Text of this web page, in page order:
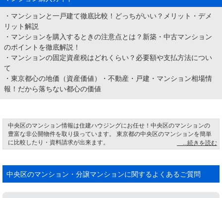
・ マンションと一戸建て徹底比較！どっちがいい？メリット・デメ
リット解説
・ マンションを購入するときの注意点とは？新築・中古マンション
のポイントを徹底解説！
・ マンションの固定資産税はどれくらい？必要額や支払方法につい
て
・ 東京都心の地価（資産価値）・不動産・戸建・マンション相場情
報！だから落ちない都心の価値
中央区のマンション情報は住建ハウジングにお任せ！中央区のマンションの
豊富な非公開物件を取り扱っています。 東京都の中央区のマンションを簡単
に比較したり・資料請求が出来ます。
中央区日本橋は、江戸時代には五街道の起点になり、物資運搬の「水の道」
国道路元標」の文字があります。これは当時の総理大臣である佐藤栄作氏の
書かれた文字です。 現在では日本橋の上には首都高速道路が走り、都内の移
動や物流に欠かせない大動脈となっています。
中央区のマンション・分譲マンションに関するよくあるご質問